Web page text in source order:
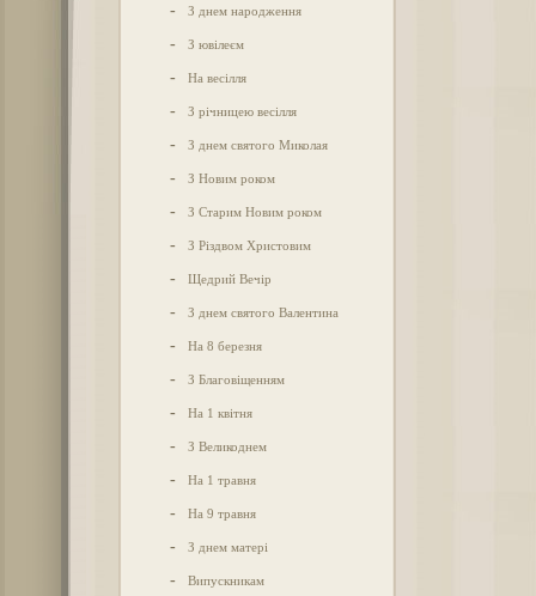
- З днем народження
- З ювілеєм
- На весілля
- З річницею весілля
- З днем святого Миколая
- З Новим роком
- З Старим Новим роком
- З Різдвом Христовим
- Щедрий Вечір
- З днем святого Валентина
- На 8 березня
- З Благовіщенням
- На 1 квітня
- З Великоднем
- На 1 травня
- На 9 травня
- З днем матері
- Випускникам